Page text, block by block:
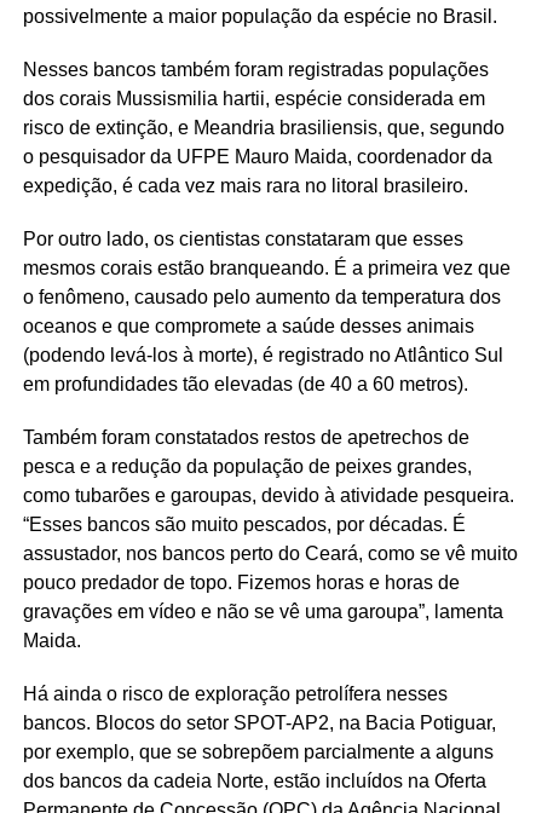
possivelmente a maior população da espécie no Brasil.
Nesses bancos também foram registradas populações
dos corais Mussismilia hartii, espécie considerada em
risco de extinção, e Meandria brasiliensis, que, segundo
o pesquisador da UFPE Mauro Maida, coordenador da
expedição, é cada vez mais rara no litoral brasileiro.
Por outro lado, os cientistas constataram que esses
mesmos corais estão branqueando. É a primeira vez que
o fenômeno, causado pelo aumento da temperatura dos
oceanos e que compromete a saúde desses animais
(podendo levá-los à morte), é registrado no Atlântico Sul
em profundidades tão elevadas (de 40 a 60 metros).
Também foram constatados restos de apetrechos de
pesca e a redução da população de peixes grandes,
como tubarões e garoupas, devido à atividade pesqueira.
“Esses bancos são muito pescados, por décadas. É
assustador, nos bancos perto do Ceará, como se vê muito
pouco predador de topo. Fizemos horas e horas de
gravações em vídeo e não se vê uma garoupa”, lamenta
Maida.
Há ainda o risco de exploração petrolífera nesses
bancos. Blocos do setor SPOT-AP2, na Bacia Potiguar,
por exemplo, que se sobrepõem parcialmente a alguns
dos bancos da cadeia Norte, estão incluídos na Oferta